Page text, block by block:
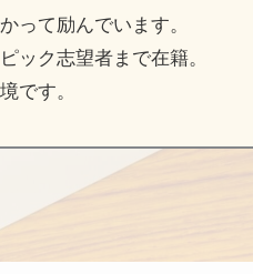
って励んでいます。
ック志望者まで在籍。
です。